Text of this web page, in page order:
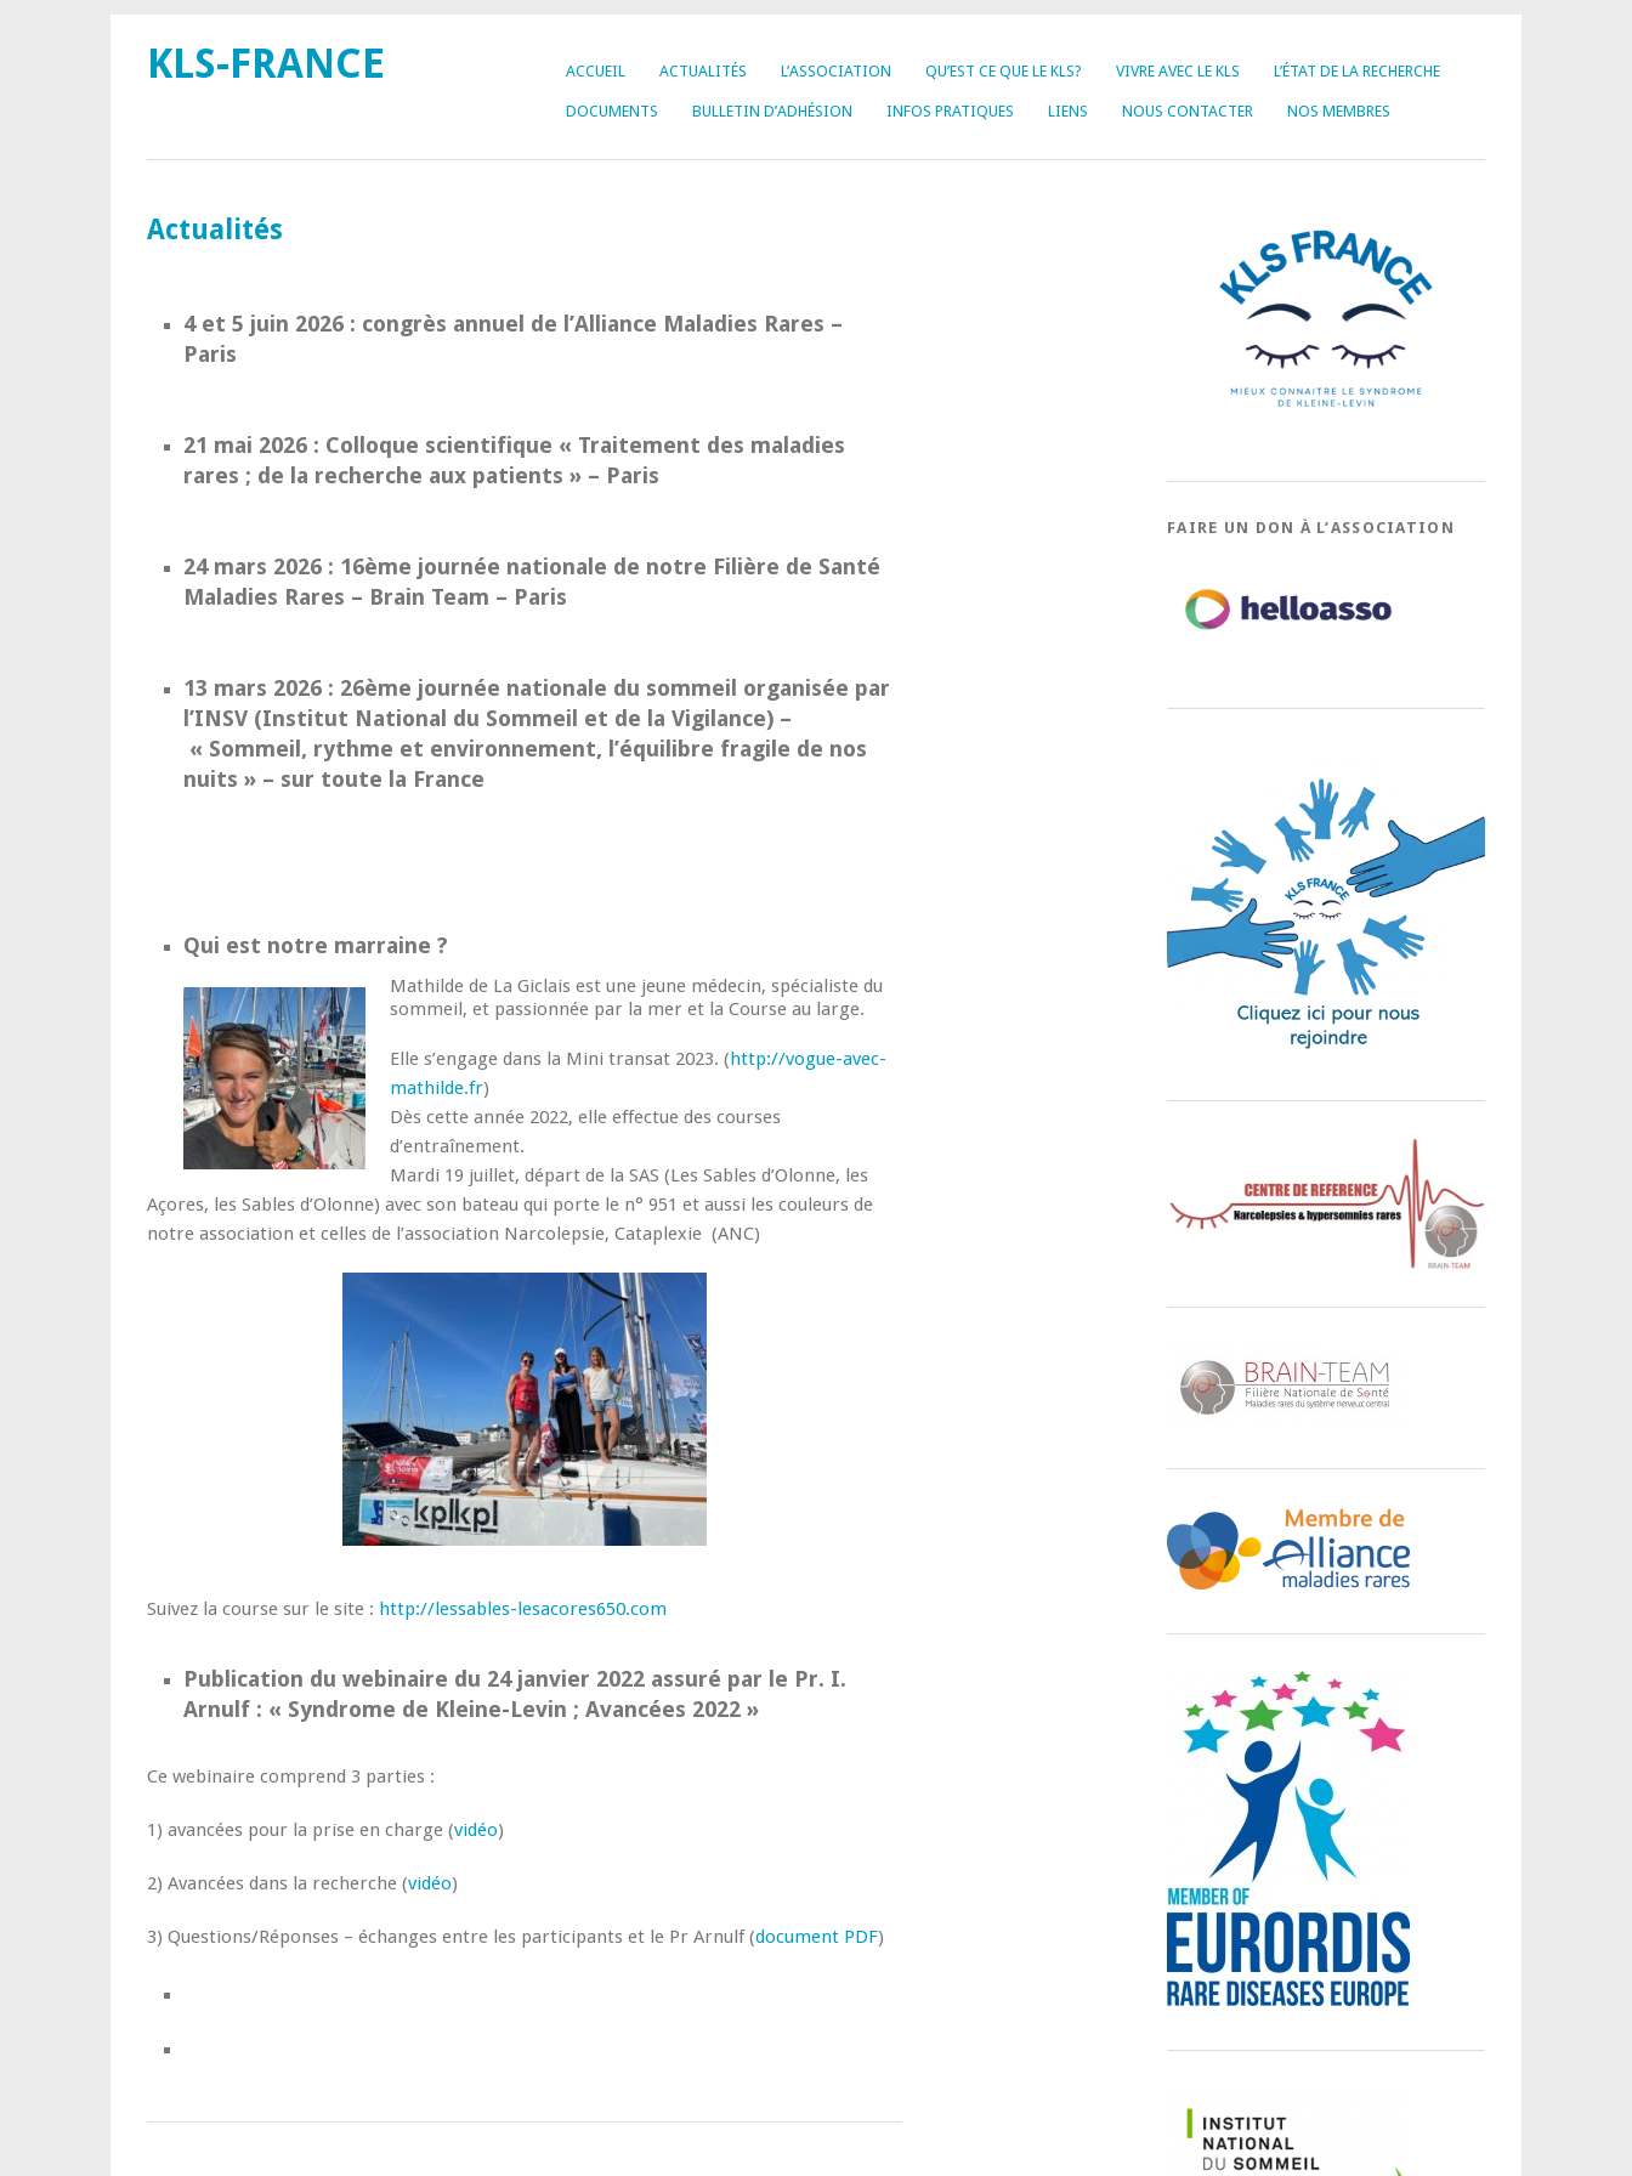
ACCUEIL ACTUALITÉS L’ASSOCIATION QU’EST CE QUE LE KLS? VIVRE AVEC LE KLS L’ÉTAT DE LA RECHERCHE
DOCUMENTS BULLETIN D’ADHÉSION INFOS PRATIQUES LIENS NOUS CONTACTER NOS MEMBRES
KLS-FRANCE
Actualités
4 et 5 juin 2026 : congrès annuel de l’Alliance Maladies Rares –
Paris
21 mai 2026 : Colloque scientifique « Traitement des maladies
rares ; de la recherche aux patients » – Paris
24 mars 2026 : 16ème journée nationale de notre Filière de Santé
Maladies Rares – Brain Team – Paris
13 mars 2026 : 26ème journée nationale du sommeil organisée par
l’INSV (Institut National du Sommeil et de la Vigilance) –
« Sommeil, rythme et environnement, l’équilibre fragile de nos
nuits » – sur toute la France
Qui est notre marraine ?
Mathilde de La Giclais est une jeune médecin, spécialiste du
sommeil, et passionnée par la mer et la Course au large.
Elle s’engage dans la Mini transat 2023. (http://vogue-avec-
mathilde.fr)
Dès cette année 2022, elle effectue des courses
d’entraînement.
Mardi 19 juillet, départ de la SAS (Les Sables d’Olonne, les
Açores, les Sables d’Olonne) avec son bateau qui porte le n° 951 et aussi les couleurs de
notre association et celles de l’association Narcolepsie, Cataplexie (ANC)
Suivez la course sur le site : http://lessables-lesacores650.com
Publication du webinaire du 24 janvier 2022 assuré par le Pr. I.
Arnulf : « Syndrome de Kleine-Levin ; Avancées 2022 »
Ce webinaire comprend 3 parties :
1) avancées pour la prise en charge (vidéo)
2) Avancées dans la recherche (vidéo)
3) Questions/Réponses – échanges entre les participants et le Pr Arnulf (document PDF)
FAIRE UN DON À L’ASSOCIATION